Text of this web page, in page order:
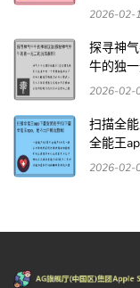
2026-02-
探寻神
牛的独
2026-02-
扫描全
全能王
2026-02-